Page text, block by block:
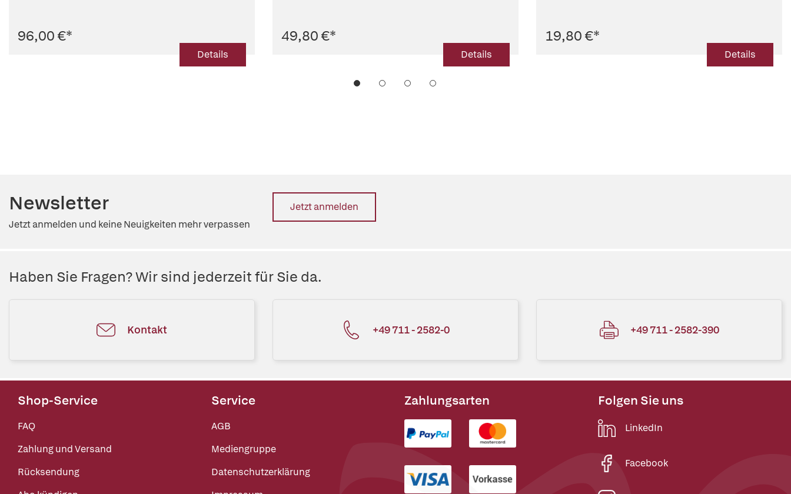
96,00 €*
Details
49,80 €*
Details
19,80 €*
Details
Newsletter
Jetzt anmelden und keine Neuigkeiten mehr verpassen
Jetzt anmelden
Haben Sie Fragen? Wir sind jederzeit für Sie da.
Kontakt +49 711 - 2582-0 +49 711 - 2582-390
Shop-Service
FAQ
Zahlung und Versand
Rücksendung
Service
AGB
Mediengruppe
Datenschutzerklärung
Zahlungsarten Folgen Sie uns
LinkedIn
Facebook